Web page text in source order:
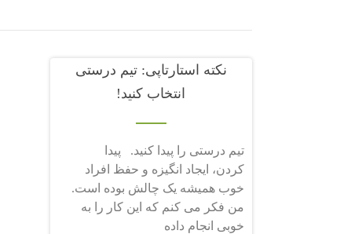
نکته استارتاپی: تیم درستی
انتخاب کنید!
تیم درستی را پیدا کنید. پیدا
کردن، ایجاد انگیزه و حفظ افراد
خوب همیشه یک چالش بوده است.
من فکر می کنم که این کار را به
خوبی انجام داده